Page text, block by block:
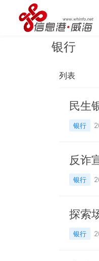
银行
列表
民生
银行
反诈
银行
银行